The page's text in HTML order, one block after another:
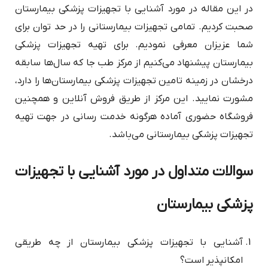
در این مقاله در مورد آشنایی با تجهیزات پزشکی بیمارستان
صحبت کردیم. تمامی تجهیزات بیمارستانی را در حد توان برای
شما عزیزان معرفی نمودیم. برای تهیه تجهیزات پزشکی
بیمارستان پیشنهاد می‌کنیم از مرکز طب جا که سال‌ها سابقه
درخشان در زمینه تامین تجهیزات پزشکی بیمارستان‌ها را دارد،
مشورت نمایید. این مرکز از طریق فروش آنلاین و همچنین
فروشگاه حضوری آماده هرگونه خدمت رسانی در جهت تهیه
تجهیزات پزشکی بیمارستانی می‌باشد.
سوالات متداول در مورد آشنایی با تجهیزات
پزشکی بیمارستان
آشنایی با تجهیزات پزشکی بیمارستان از چه طریقی
امکانپذیر است؟